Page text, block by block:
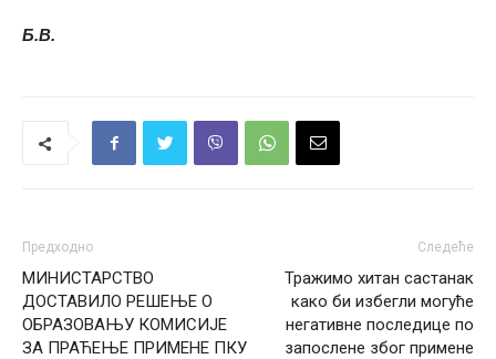
Б.В.
Предходно
МИНИСТАРСТВО
ДОСТАВИЛО РЕШЕЊЕ О
ОБРАЗОВАЊУ КОМИСИЈЕ
ЗА ПРАЋЕЊЕ ПРИМЕНЕ ПКУ
Следеће
Тражимо хитан састанак
како би избегли могуће
негативне последице по
запослене због примене